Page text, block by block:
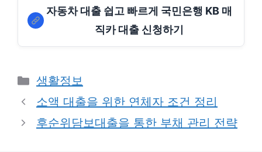
자동차 대출 쉽고 빠르게 국민은행 KB 매
직카 대출 신청하기
Categories
생활정보
소액 대출을 위한 연체자 조건 정리
후순위담보대출을 통한 부채 관리 전략